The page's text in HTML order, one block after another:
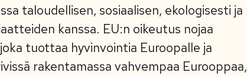
taloudellisen, sosiaalisen, ekologisesti ja
kanssa. EU:n oikeutus nojaa
tuottaa hyvinvointia Euroopalle ja
rakentamassa vahvempaa Eurooppaa,